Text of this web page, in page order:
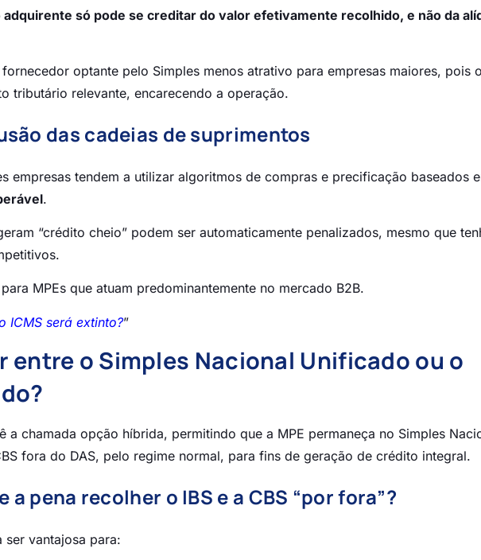
só pode se creditar do valor efetivamente recolhido, e não da
optante pelo Simples menos atrativo para empresas maiores, pois o
tributário relevante, encarecendo a operação.
das cadeias de suprimentos
empresas tendem a utilizar algoritmos de compras e precificação baseados
.
“crédito cheio” podem ser automaticamente penalizados, mesmo que
MPEs que atuam predominantemente no mercado B2B.
ICMS será extinto?”
entre o Simples Nacional Unificado ou o
a chamada opção híbrida, permitindo que a MPE permaneça no Simples
fora do DAS, pelo regime normal, para fins de geração de crédito integral.
a pena recolher o IBS e a CBS “por fora”?
vantajosa para: